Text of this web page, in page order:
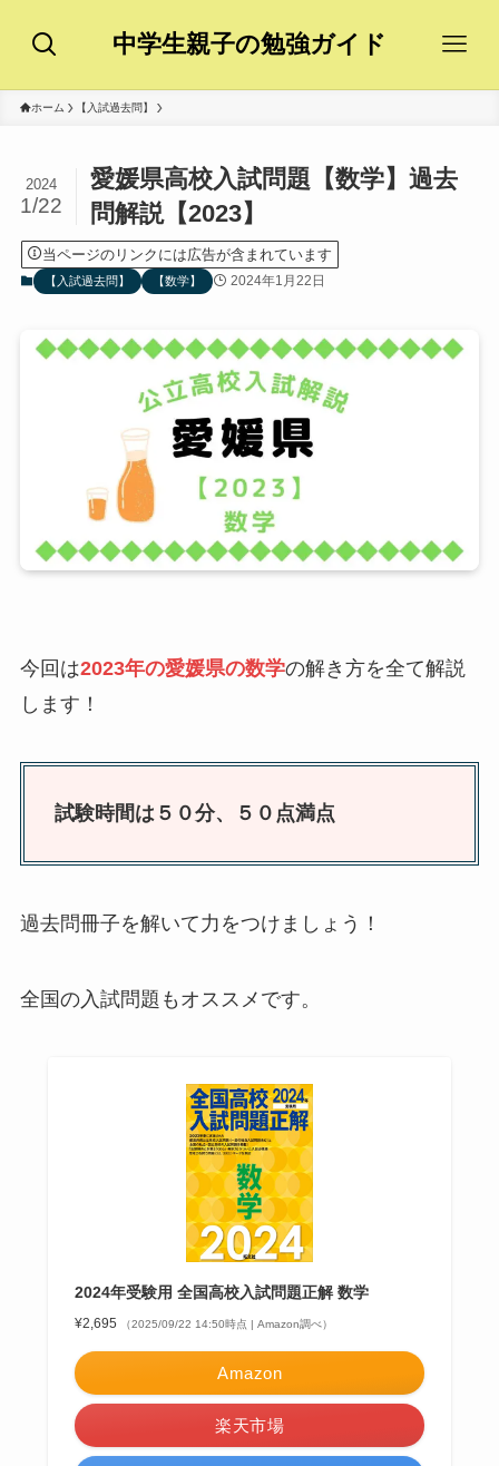
中学生親子の勉強ガイド
ホーム 【入試過去問】
愛媛県高校入試問題【数学】過去
問解説【2023】
2024
1/22
当ページのリンクには広告が含まれています
【入試過去問】 【数学】 2024年1月22日
今回は2023年の愛媛県の数学の解き方を全て解説
します！
試験時間は５０分、５０点満点
過去問冊子を解いて力をつけましょう！
全国の入試問題もオススメです。
2024年受験用 全国高校入試問題正解 数学
¥2,695 （2025/09/22 14:50時点 | Amazon調べ）
Amazon
楽天市場